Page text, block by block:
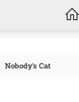
Nobody's Cat